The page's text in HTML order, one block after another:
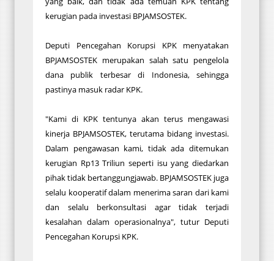
kerugian pada investasi BPJAMSOSTEK.
Deputi Pencegahan Korupsi KPK menyatakan
BPJAMSOSTEK merupakan salah satu pengelola
dana publik terbesar di Indonesia, sehingga
pastinya masuk radar KPK.
"Kami di KPK tentunya akan terus mengawasi
kinerja BPJAMSOSTEK, terutama bidang investasi.
Dalam pengawasan kami, tidak ada ditemukan
kerugian Rp13 Triliun seperti isu yang diedarkan
pihak tidak bertanggungjawab. BPJAMSOSTEK juga
selalu kooperatif dalam menerima saran dari kami
dan selalu berkonsultasi agar tidak terjadi
kesalahan dalam operasionalnya", tutur Deputi
Pencegahan Korupsi KPK.